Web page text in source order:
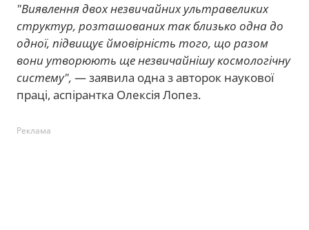
"Виявлення двох незвичайних ультравеликих
структур, розташованих так близько одна до
одної, підвищує ймовірність того, що разом
вони утворюють ще незвичайнішу космологічну
систему", — заявила одна з авторок наукової
праці, аспірантка Олексія Лопез.
Реклама